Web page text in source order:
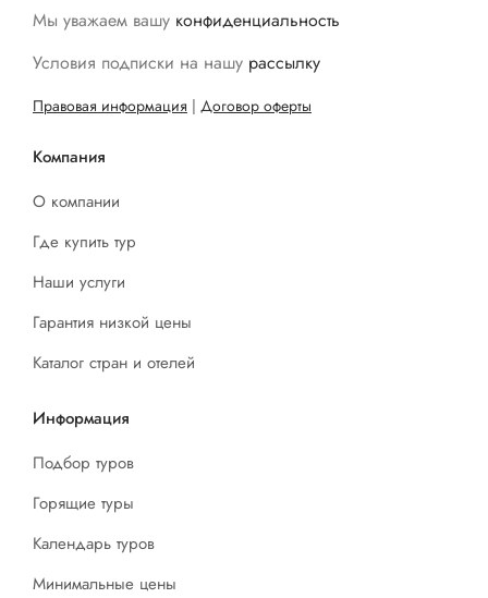
Мы уважаем вашу конфиденциальность
Условия подписки на нашу рассылку
Правовая информация | Договор оферты
Компания
О компании
Где купить тур
Наши услуги
Гарантия низкой цены
Каталог стран и отелей
Информация
Подбор туров
Горящие туры
Календарь туров
Минимальные цены